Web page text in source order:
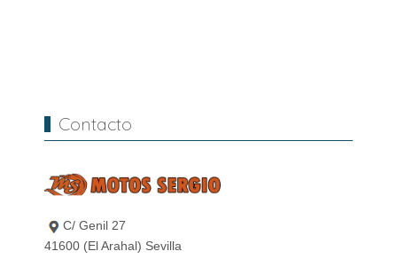
Contacto
C/ Genil 27
41600 (El Arahal) Sevilla